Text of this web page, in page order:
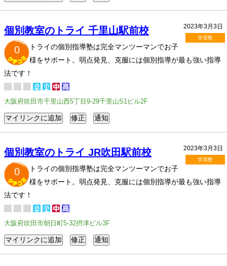
2023年3月3日
学習塾
個別教室のトライ 千里山駅前校
0
トライの個別指導塾は完全マンツーマンでお子
様をサポート。弱点発見、克服には個別指導が最も強い指導
法です！
大阪府吹田市千里山西5丁目9-29千里山S1ビル2F
2023年3月3日
学習塾
個別教室のトライ JR吹田駅前校
0
トライの個別指導塾は完全マンツーマンでお子
様をサポート。弱点発見、克服には個別指導が最も強い指導
法です！
大阪府吹田市朝日町5-32摂津ビル3F